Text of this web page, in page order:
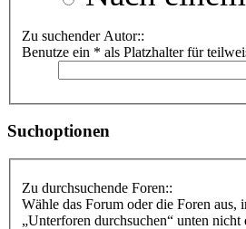
Zu suchender Autor::
Benutze ein * als Platzhalter für
Suchoptionen
Zu durchsuchende Foren::
Wähle das Forum oder die Foren
„Unterforen durchsuchen“ unten nicht